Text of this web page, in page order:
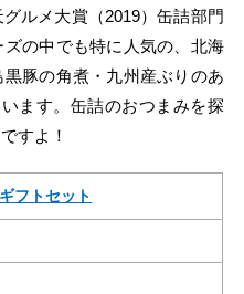
ルメ大賞（2019）缶詰部門
の中でも特に人気の、北海
豚の角煮・九州産ぶりのあ
ます。缶詰のおつまみを探
すよ！
フトセット